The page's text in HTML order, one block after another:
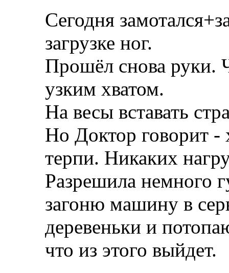
Сегодня
загрузке ног.
Прошёл снова руки.
узким хватом.
На весы вставать
Но Доктор говорит -
терпи. Никаких
Разрешила немного
загоню машину в
деревеньки и
что из этого выйдет.